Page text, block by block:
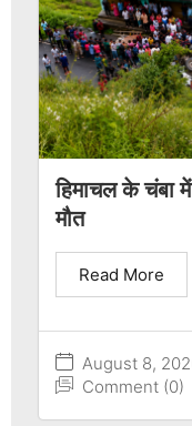
हिमाचल के चंबा
मौत
August 8,
Comment (0)
Read More